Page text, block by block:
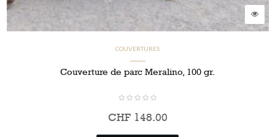
COUVERTURES
Couverture de parc Meralino, 100 gr.
CHF148.00